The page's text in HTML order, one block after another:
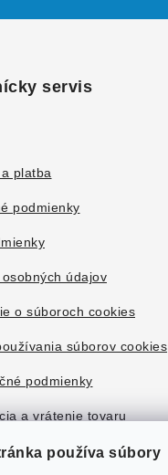
používa súbory
servis
platba
podmienky
údajov
o súboroch cookies
súborov cookies
podmienky
a vrátenie tovaru